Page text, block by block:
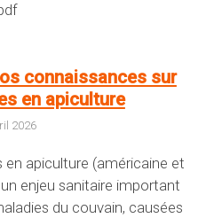
connaissances sur
en apiculture
2026
en apiculture (américaine et
enjeu sanitaire important
du couvain, causées